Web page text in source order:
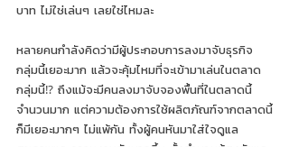
บาท ไม่ใช่เล่นๆ เลยใช่ไหมละ
หลายคนกำลังคิดว่ามีผู้ประกอบการลงมาจับธุรกิจ
กลุ่มนี้เยอะมาก แล้วจะคุ้มไหมที่จะเข้ามาเล่นในตลาด
กลุ่มนี้⁉ ถึงแม้จะมีคนลงมาจับจองพื้นที่ในตลาดนี้
จำนวนมาก แต่ความต้องการใช้ผลิตภัณฑ์จากตลาดนี้
ก็มีเยอะมากๆ ไม่แพ้กัน ทั้งผู้คนหันมาใส่ใจดูแล